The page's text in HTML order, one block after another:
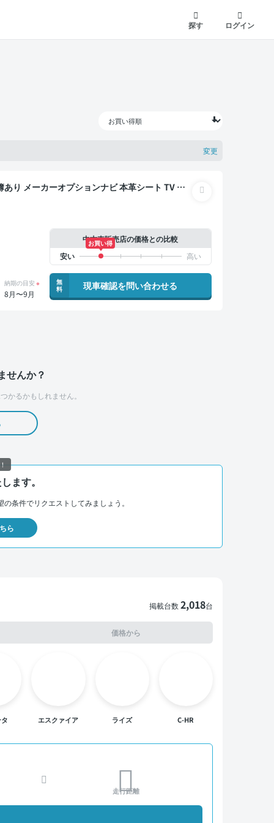
探す ログイン
変更
納期の目安 ※
8月〜9月
中古車販売店の価格との比較
お買い得
無
料
現車確認を問い合わせる
せんか？
かるかもしれません。
ます。
条件でリクエストしてみましょう。
ら
掲載台数2,018台
価格から
エスクァイア ライズ C-HR
走行距離